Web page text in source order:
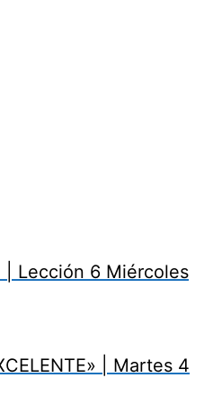
| Lección 6 Miércoles
| Martes 4